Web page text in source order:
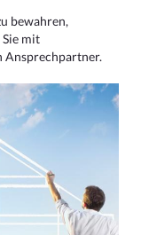
bewahren,
mit
Ansprechpartner.